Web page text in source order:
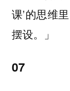
课’的思维
摆设。」
07